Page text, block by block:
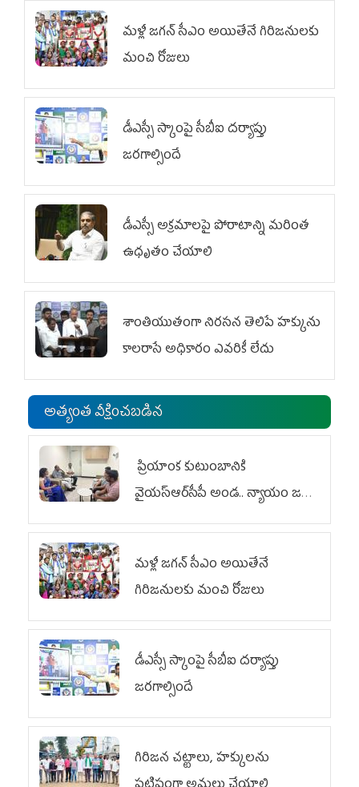
మళ్లీ జగన్ సీఎం అయితేనే గిరిజనులకు
మంచి రోజులు
డీఎస్సీ స్కాంపై సీబీఐ దర్యాప్తు
జరగాల్సిందే
డీఎస్సీ అక్రమాలపై పోరాటాన్ని మరింత
ఉధృతం చేయాలి
శాంతియుతంగా నిరసన తెలిపే హక్కును
కాలరాసే అధికారం ఎవరికీ లేదు
అత్యంత వీక్షించబడిన
ప్రియాంక కుటుంబానికి
వైయ‌స్ఆర్‌సీపీ అండ.. న్యాయం జరిగే
వరకు పోరాటం
మళ్లీ జగన్ సీఎం అయితేనే
గిరిజనులకు మంచి రోజులు
డీఎస్సీ స్కాంపై సీబీఐ దర్యాప్తు
జరగాల్సిందే
గిరిజన చట్టాలు, హక్కులను